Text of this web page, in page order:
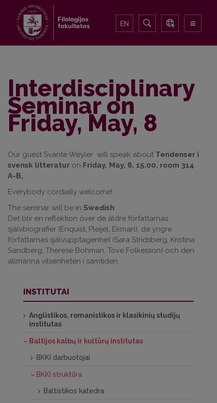
EN
Interdisciplinary
Seminar on
Friday, May, 8
Our guest Svante Weyler will speak about Tendenser i
svensk litteratur on Friday, May, 8, 15.00, room 314
A-B,
Everybody cordially welcome!
The seminar will be in Swedish:
Det blir en reflektion över de äldre författarnas
självbiografier (Enquist, Pleijel, Ekman), de yngre
författarnas självupptagenhet (Sara Stridsberg, Kristina
Sandberg, Therese Bohman, Tove Folkesson) och den
allmänna vilsenheten i samtiden.
INSTITUTAI
Anglistikos, romanistikos ir klasikinių studijų
institutas
Baltijos kalbų ir kultūrų institutas
BKKI darbuotojai
BKKI struktūra
Baltistikos katedra